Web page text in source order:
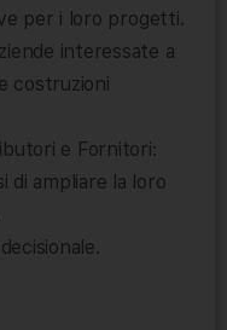
per i loro progetti.
interessate a
costruzioni
e Fornitori:
di ampliare la loro